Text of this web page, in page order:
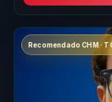
Recomendado CHM ·